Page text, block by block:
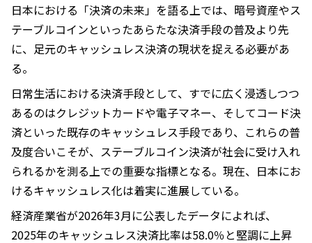
日本における「決済の未来」を語る上では、暗号資産やス
テーブルコインといったあらたな決済手段の普及より先
に、足元のキャッシュレス決済の現状を捉える必要があ
る。
日常生活における決済手段として、すでに広く浸透しつつ
あるのはクレジットカードや電子マネー、そしてコード決
済といった既存のキャッシュレス手段であり、これらの普
及度合いこそが、ステーブルコイン決済が社会に受け入れ
られるかを測る上での重要な指標となる。現在、日本にお
けるキャッシュレス化は着実に進展している。
経済産業省が2026年3月に公表したデータによれば、
2025年のキャッシュレス決済比率は58.0％と堅調に上昇